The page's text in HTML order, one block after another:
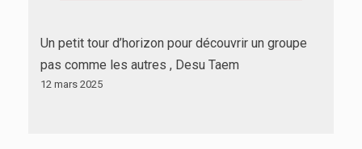
Un petit tour d’horizon pour découvrir un groupe
pas comme les autres , Desu Taem
12 mars 2025